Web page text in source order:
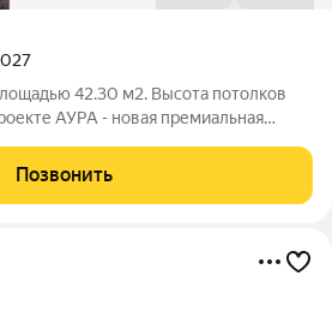
42.30 м2. Высота потолков
АУРА - новая премиальная
башни и 41-этажной
Позвонить